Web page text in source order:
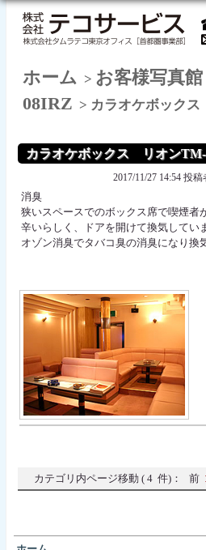
ホーム > お客様写真館
08IRZ > カラオケボック
カラオケボックス リオン
2017/11/27 14:54 投稿
消臭
狭いスペースでのボックス席で喫煙者
辛いらしく、ドアを開けて換気してい
オゾン消臭でタバコ臭の消臭になり換
カテゴリ内ページ移動 ( 4 件)： 前